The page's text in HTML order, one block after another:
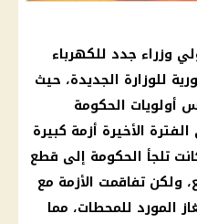
وزراء جدد للكهرباء
للوزارة الجديدة، حيث
أولويات الحكومة
الأخيرة أزمة كبيرة
تلجأ الحكومة إلى قطع
ولكن تفاقمت الأزمة مع
المورد للمحطات، مما